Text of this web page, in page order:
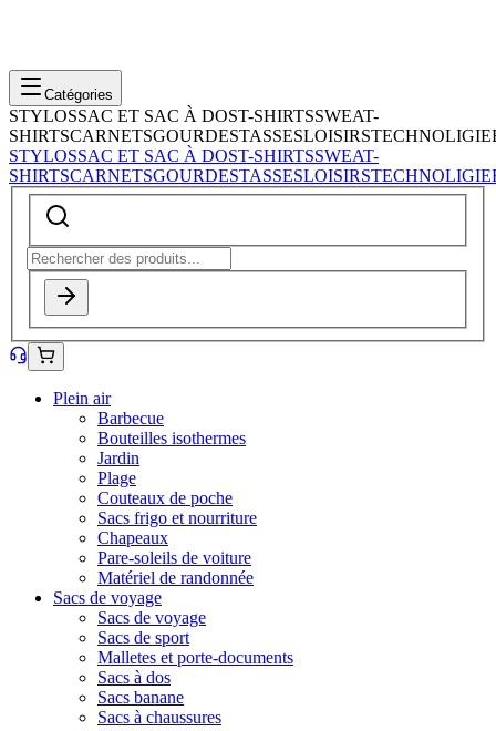
Catégories
STYLOSSAC ET SAC À DOST-SHIRTSSWEAT-
SHIRTSCARNETSGOURDESTASSESLOISIRSTECHNOLIGIE
STYLOSSAC ET SAC À DOST-SHIRTSSWEAT-
SHIRTSCARNETSGOURDESTASSESLOISIRSTECHNOLIGIE
Plein air
Barbecue
Bouteilles isothermes
Jardin
Plage
Couteaux de poche
Sacs frigo et nourriture
Chapeaux
Pare-soleils de voiture
Matériel de randonnée
Sacs de voyage
Sacs de voyage
Sacs de sport
Malletes et porte-documents
Sacs à dos
Sacs banane
Sacs à chaussures